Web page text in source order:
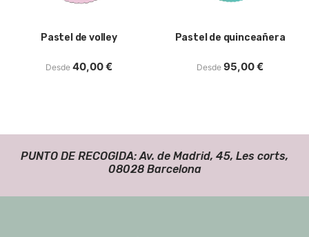
Pastel de volley
Desde 40,00€
Pastel de quinceañera
Desde 95,00€
PUNTO DE RECOGIDA: Av. de Madrid, 45, Les corts,
08028 Barcelona